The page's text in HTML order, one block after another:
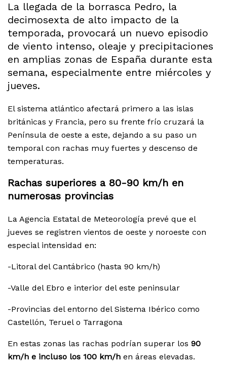
La llegada de la borrasca Pedro, la
decimosexta de alto impacto de la
temporada, provocará un nuevo episodio
de viento intenso, oleaje y precipitaciones
en amplias zonas de España durante esta
semana, especialmente entre miércoles y
jueves.
El sistema atlántico afectará primero a las islas
británicas y Francia, pero su frente frío cruzará la
Península de oeste a este, dejando a su paso un
temporal con rachas muy fuertes y descenso de
temperaturas.
Rachas superiores a 80-90 km/h en
numerosas provincias
La Agencia Estatal de Meteorología prevé que el
jueves se registren vientos de oeste y noroeste con
especial intensidad en:
-Litoral del Cantábrico (hasta 90 km/h)
-Valle del Ebro e interior del este peninsular
-Provincias del entorno del Sistema Ibérico como
Castellón, Teruel o Tarragona
En estas zonas las rachas podrían superar los 90
km/h e incluso los 100 km/h en áreas elevadas.